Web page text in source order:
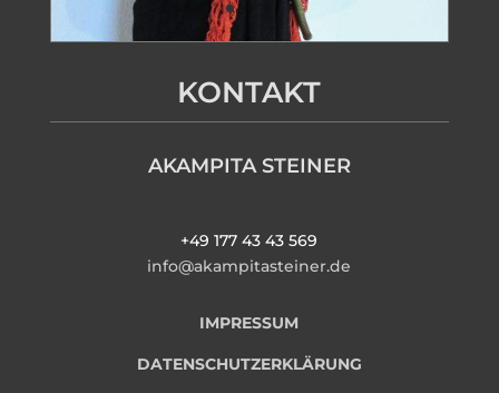
KONTAKT
AKAMPITA STEINER
+49 177 43 43 569
info@akampitasteiner.de
IMPRESSUM
DATENSCHUTZERKLÄRUNG